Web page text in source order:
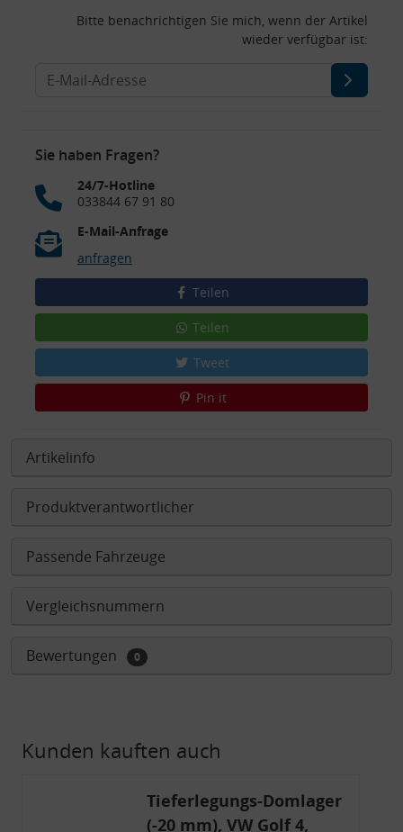
Bitte benachrichtigen Sie mich, wenn der Artikel
wieder verfügbar ist:
Sie haben Fragen?
24/7-Hotline
033844 67 91 80
E-Mail-Anfrage
anfragen
Teilen
Teilen
Tweet
Pin it
Artikelinfo
Produktverantwortlicher
Passende Fahrzeuge
Vergleichsnummern
Bewertungen 0
Kunden kauften auch
Tieferlegungs-Domlager
(-20 mm), VW Golf 4,